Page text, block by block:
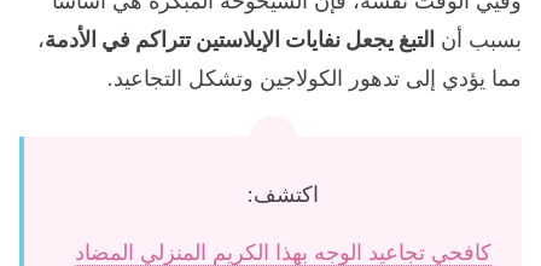
بسبب أن التبغ يجعل نفايات الإيلاستين تتراكم في الأدمة،
مما يؤدي إلى تدهور الكولاجين وتشكل التجاعيد.
اكتشف:
كافحي تجاعيد الوجه بهذا الكريم المنزلي المضاد